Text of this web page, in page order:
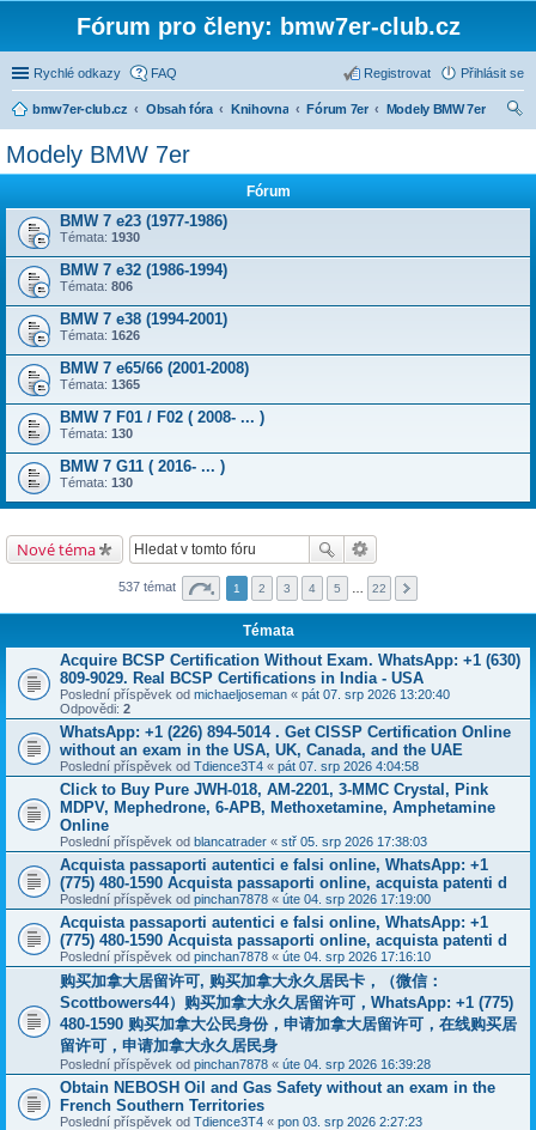
Fórum pro členy: bmw7er-club.cz
Rychlé odkazy FAQ Přihlásit se
Registrovat
bmw7er-club.cz Obsah fóra Knihovna Fórum 7er
Modely BMW 7er
Modely BMW 7er
Fórum
BMW 7 e23 (1977-1986)
Témata: 1930
BMW 7 e32 (1986-1994)
Témata: 806
BMW 7 e38 (1994-2001)
Témata: 1626
BMW 7 e65/66 (2001-2008)
Témata: 1365
BMW 7 F01 / F02 ( 2008- ... )
Témata: 130
BMW 7 G11 ( 2016- ... )
Témata: 130
Nové téma
537 témat 1 2 3 4 5 22
Témata
Acquire BCSP Certification Without Exam. WhatsApp: +1 (630)
809-9029. Real BCSP Certifications in India - USA
Poslední příspěvek od michaeljoseman « pát 07. srp 2026 13:20:40
Odpovědi: 2
WhatsApp: +1 (226) 894-5014​ . Get CISSP Certification Online
without an exam in the USA, UK, Canada, and the UAE
Poslední příspěvek od Tdience3T4 « pát 07. srp 2026 4:04:58
Click to Buy Pure JWH-018, AM-2201, 3-MMC Crystal, Pink
MDPV, Mephedrone, 6-APB, Methoxetamine, Amphetamine
Online
Poslední příspěvek od blancatrader « stř 05. srp 2026 17:38:03
Acquista passaporti autentici e falsi online, WhatsApp: +1
(775) 480-1590 Acquista passaporti online, acquista patenti d
Poslední příspěvek od pinchan7878 « úte 04. srp 2026 17:19:00
Acquista passaporti autentici e falsi online, WhatsApp: +1
(775) 480-1590 Acquista passaporti online, acquista patenti d
Poslední příspěvek od pinchan7878 « úte 04. srp 2026 17:16:10
购买加拿大居留许可, 购买加拿大永久居民卡，（微信：
Scottbowers44）购买加拿大永久居留许可，WhatsApp: +1 (775)
480-1590 购买加拿大公民身份，申请加拿大居留许可，在线购买居
留许可，申请加拿大永久居民身
Poslední příspěvek od pinchan7878 « úte 04. srp 2026 16:39:28
Obtain NEBOSH Oil and Gas Safety without an exam in the
French Southern Territories
Poslední příspěvek od Tdience3T4 « pon 03. srp 2026 2:27:23